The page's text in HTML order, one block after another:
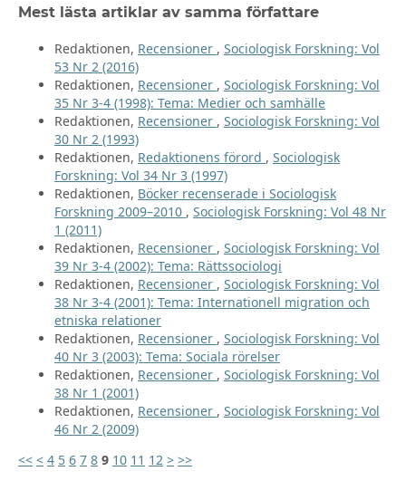
Mest lästa artiklar av samma författare
Redaktionen, Recensioner , Sociologisk Forskning: Vol
53 Nr 2 (2016)
Redaktionen, Recensioner , Sociologisk Forskning: Vol
35 Nr 3-4 (1998): Tema: Medier och samhälle
Redaktionen, Recensioner , Sociologisk Forskning: Vol
30 Nr 2 (1993)
Redaktionen, Redaktionens förord , Sociologisk
Forskning: Vol 34 Nr 3 (1997)
Redaktionen, Böcker recenserade i Sociologisk
Forskning 2009–2010 , Sociologisk Forskning: Vol 48 Nr
1 (2011)
Redaktionen, Recensioner , Sociologisk Forskning: Vol
39 Nr 3-4 (2002): Tema: Rättssociologi
Redaktionen, Recensioner , Sociologisk Forskning: Vol
38 Nr 3-4 (2001): Tema: Internationell migration och
etniska relationer
Redaktionen, Recensioner , Sociologisk Forskning: Vol
40 Nr 3 (2003): Tema: Sociala rörelser
Redaktionen, Recensioner , Sociologisk Forskning: Vol
38 Nr 1 (2001)
Redaktionen, Recensioner , Sociologisk Forskning: Vol
46 Nr 2 (2009)
<< < 4 5 6 7 8 9 10 11 12 > >>